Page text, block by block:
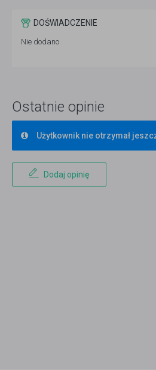
DOŚWIADCZENIE
Nie dodano
Ostatnie opinie
Użytkownik nie otrzymał
Dodaj opinię